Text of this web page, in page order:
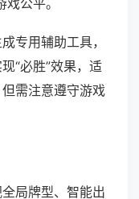
公平。
专用辅助工具，
“必胜”效果，适
需注意遵守游戏
局牌型、智能出